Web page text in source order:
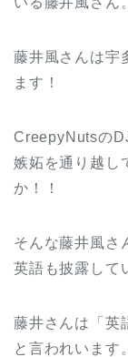
藤井風さんは宇
ます！
CreepyNutsの
嫉妬を通り越し
か！！
そんな藤井風さ
英語も披露して
藤井さんは「英
と言われいます。